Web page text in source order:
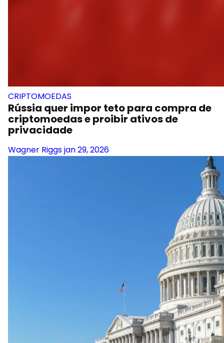
CRIPTOMOEDAS
Rússia quer impor teto para compra de
criptomoedas e proibir ativos de
privacidade
Wagner Riggsjan 29, 2026